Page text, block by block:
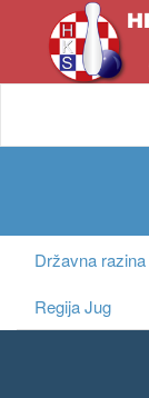
Državna razina
Regija Jug